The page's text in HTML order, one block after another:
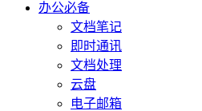
办公必备
文档笔记
即时通讯
文档处理
云盘
电子邮箱